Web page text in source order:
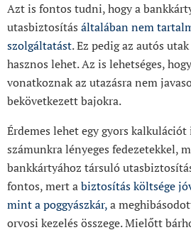
Azt is fontos tudni, hogy a
utasbiztosítás általában nem
szolgáltatást. Ez pedig az autós
hasznos lehet. Az is lehetséges,
vonatkoznak az utazásra nem
bekövetkezett bajokra.
Érdemes lehet egy gyors
számunkra lényeges fedezetekkel,
bankkártyához társuló
fontos, mert abiztosítás költsége
mint a poggyászkár,a
orvosi kezelés összege. Mielőtt